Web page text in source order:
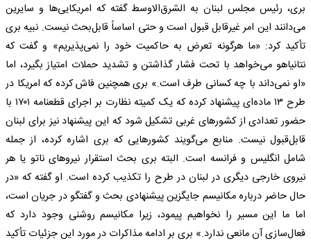
بری، رئیس مجلس لبنان به الشرق‌الاوسط گفته که امریکایی‌ها و سایرین
می‌دانند این امر غیرقابل قبول است و حتی اساساً قابل‌بحث نیست. نبیه بری
تأکید کرد: «ما هرگونه تعرض به حاکمیت خود را نمی‌پذیریم» و گفت که
نتانیاهو می‌خواهد با تحت فشار گذاشتن و تشدید حملات امتیاز بگیرد، اما
«او نمی‌داند با چه کسانی طرف است.» بری همچنین فاش کرده که امریکا در
طرح ۱۳ ماده‌ای پیشنهاد کرده که یک کمیته نظارت بر اجرای قطعنامه ۱۷۰۱ با
حضور تعدادی از کشور‌های غربی تشکیل شود که این پیشنهاد نیز برای لبنان
قابل‌قبول نیست. منابع می‌گویند کشور‌هایی که بری اشاره کرده، از جمله
شامل انگلیس و فرانسه است. البته بری بحث استقرار نیرو‌های ناتو یا هر
نیروی خارجی دیگری در لبنان در طرح را تکذیب کرده است. او گفته که «در
حال حاضر درباره مکانیسم جایگزین پیشنهادی بحث و گفتگو در جریان است،
اما ما این مسیر را نخواهیم پیمود، زیرا مکانیسم روشنی وجود دارد که
فعال‌سازی آن مانعی ندارد.» بری بر ادامه مذاکرات در مورد این جزئیات تأکید